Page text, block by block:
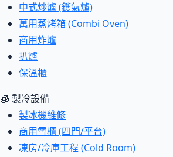
中式炒爐 (鑊氣爐)
萬用蒸烤箱 (Combi Oven)
商用炸爐
扒爐
保溫櫃
🧊 製冷設備
製冰機維修
商用雪櫃 (四門/平台)
凍房/冷庫工程 (Cold Room)